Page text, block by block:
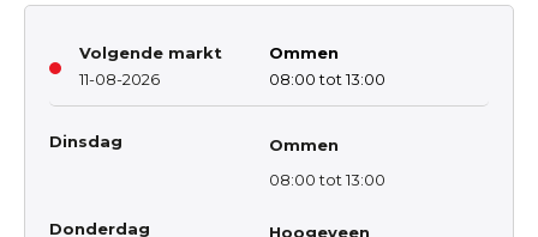
Volgende markt
11-08-2026
Ommen
08:00 tot 13:00
Dinsdag
Ommen
08:00 tot 13:00
Donderdag
Hoogeveen